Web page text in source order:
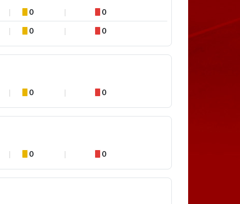
0 0
0 0
0 0
0 0